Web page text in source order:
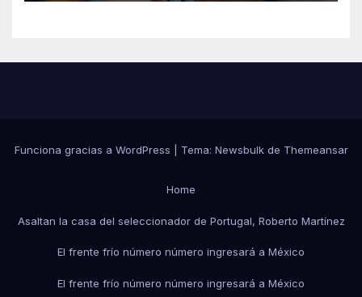
Funciona gracias a WordPress Tema: Newsbulkde Themeansar
Home
Asaltan la casa del seleccionador de Portugal, Roberto Martínez
El frente frío número número ingresará a México
El frente frío número número ingresará a México